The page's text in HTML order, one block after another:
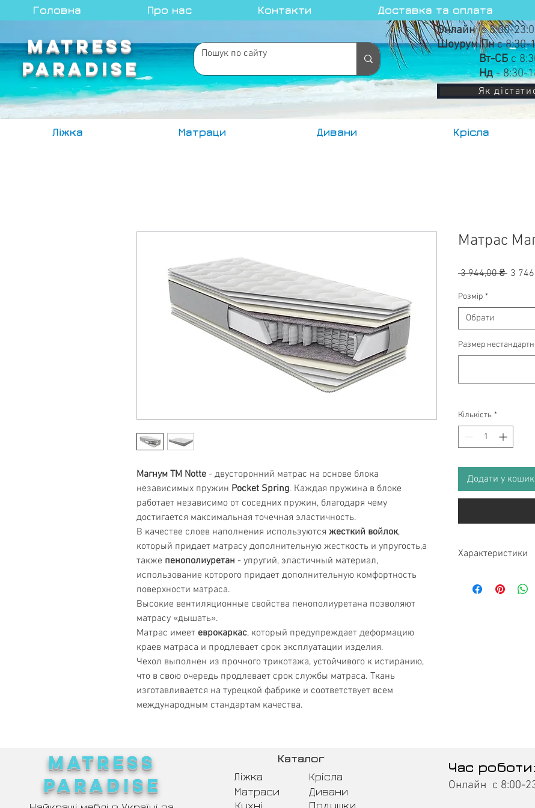
Головна Про нас Контакти Доставка та оплата
MATRESS
PARADISE
Онлайнс 8:00-
Шоурум Пнс 8:30-
Вт-СБс
Нд- 8:30-
Як
Ліжка Матраци Дивани Крісла
Магнум ТМ Notte - двусторонний матрас на основе блока
независимых пружин Pocket Spring. Каждая пружина в блоке
работает независимо от соседних пружин, благодаря чему
достигается максимальная точечная эластичность.
В качестве слоев наполнения используются жесткий войлок,
который придает матрасу дополнительную жесткость и упругость,а
также пенополиуретан - упругий, эластичный материал,
использование которого придает дополнительную комфортность
поверхности матраса.
Высокие вентиляционные свойства пенополиуретана позволяют
матрасу «дышать».
Матрас имеет еврокаркас, который предупреждает деформацию
краев матраса и продлевает срок эксплуатации изделия.
Чехол выполнен из прочного трикотажа, устойчивого к истиранию,
что в свою очередь продлевает срок службы матраса. Ткань
изготавливается на турецкой фабрике и соответствует всем
международным стандартам качества.
Матрас
3 944,00 ₴ 3
Розмір *
Обрати
Размер
Кількість *
Додати у кошик
Характеристики
Тип
Двусторонний
MATRESS
PARADISE
Каталог
Ліжка
Матраси
Кухні
Крісла
Дивани
Подушки
Час роботи:
Онлайн с 8:00-